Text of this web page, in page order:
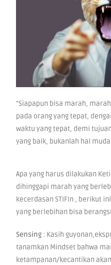
“Siapapun bisa marah,
pada orang yang tepat,
waktu yang tepat, demi
yang baik, bukanlah hal
Apa yang harus dilakukan
dihinggapi marah yang
kecerdasan STIFIn , berikut
yang berlebihan bisa
Sensing : Kasih
tanamkan Mindset bahwa
ketampanan/kecantikan